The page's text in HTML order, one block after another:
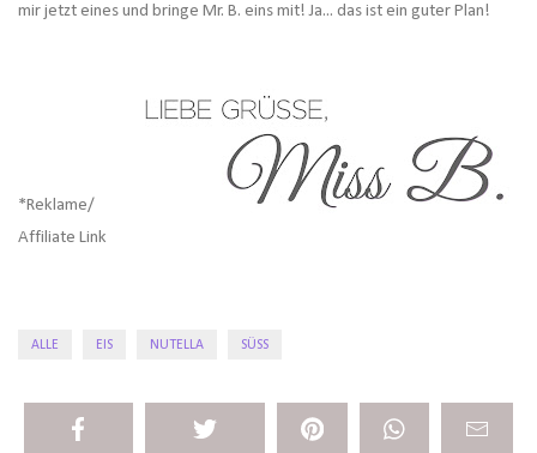
mir jetzt eines und bringe Mr. B. eins mit! Ja... das ist ein guter Plan!
*Reklame/
Affiliate Link
ALLE EIS NUTELLA SÜSS